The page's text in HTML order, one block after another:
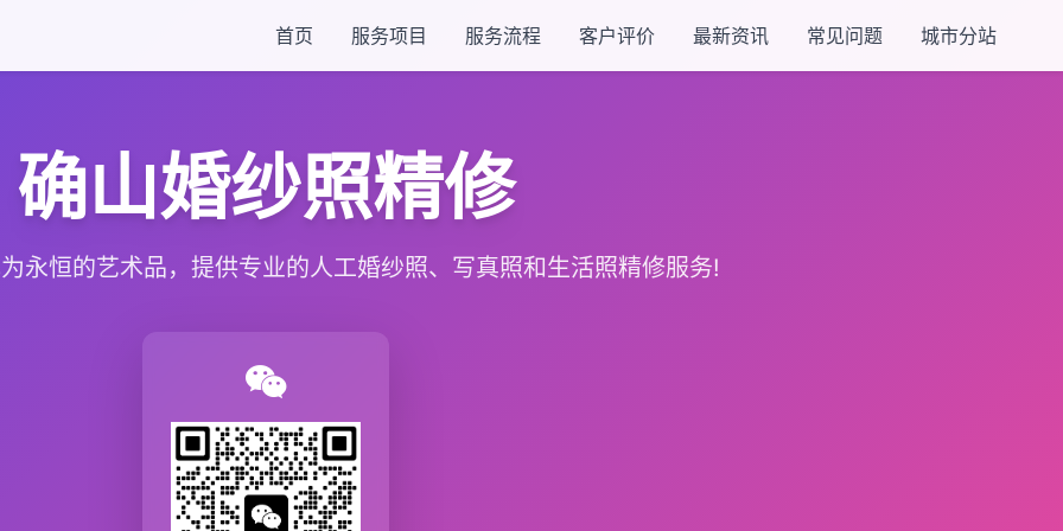
首页 服务项目 服务流程 客户评价 最新资讯 常见问题 城市分站
确山婚纱照精修
永恒的艺术品，提供专业的人工婚纱照、写真照和生活照精修服务!